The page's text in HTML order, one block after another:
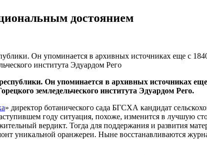
достоянием
Он упоминается в архивных источниках еще с
института Эдуардом Рего
Он упоминается в архивных источниках
земледельческого института Эдуардом Рего.
» директор ботанического сада БГСХА кандидат
году ситуация, похоже, изменится в лучшую
вердикт. Тогда для поддержания и развития
уникальной оранжереи. Ныне восстанавливаются